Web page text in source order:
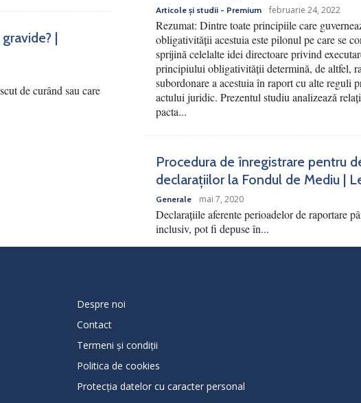
|
de curând sau care
Articole și studii - Premium februarie 24, 2022
Rezumat: Dintre toate principiile care
obligativității acestuia este pilonul pe care se
sprijină celelalte idei directoare privind
principiului obligativității determină, de altfel,
subordonare a acestuia în raport cu alte reguli
actului juridic. Prezentul studiu analizează
pacta...
Procedura de înregistrare pentru
declarațiilor la Fondul de Mediu |
Generale mai 7, 2020
Declarațiile aferente perioadelor de raportare
inclusiv, pot fi depuse în...
Despre noi
Contact
Termeni și condiții
Politica de cookies
Protecţia datelor cu caracter personal